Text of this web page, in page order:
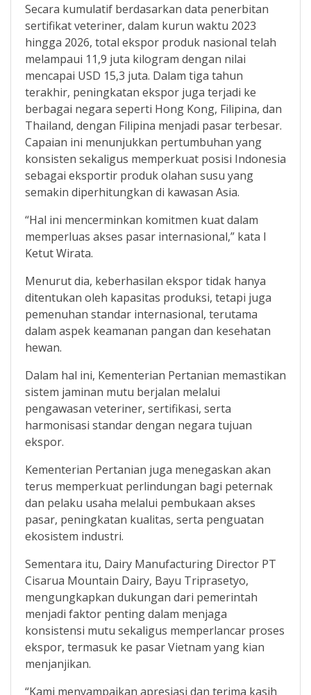
Secara kumulatif berdasarkan data penerbitan
sertifikat veteriner, dalam kurun waktu 2023
hingga 2026, total ekspor produk nasional telah
melampaui 11,9 juta kilogram dengan nilai
mencapai USD 15,3 juta. Dalam tiga tahun
terakhir, peningkatan ekspor juga terjadi ke
berbagai negara seperti Hong Kong, Filipina, dan
Thailand, dengan Filipina menjadi pasar terbesar.
Capaian ini menunjukkan pertumbuhan yang
konsisten sekaligus memperkuat posisi Indonesia
sebagai eksportir produk olahan susu yang
semakin diperhitungkan di kawasan Asia.
“Hal ini mencerminkan komitmen kuat dalam
memperluas akses pasar internasional,” kata I
Ketut Wirata.
Menurut dia, keberhasilan ekspor tidak hanya
ditentukan oleh kapasitas produksi, tetapi juga
pemenuhan standar internasional, terutama
dalam aspek keamanan pangan dan kesehatan
hewan.
Dalam hal ini, Kementerian Pertanian memastikan
sistem jaminan mutu berjalan melalui
pengawasan veteriner, sertifikasi, serta
harmonisasi standar dengan negara tujuan
ekspor.
Kementerian Pertanian juga menegaskan akan
terus memperkuat perlindungan bagi peternak
dan pelaku usaha melalui pembukaan akses
pasar, peningkatan kualitas, serta penguatan
ekosistem industri.
Sementara itu, Dairy Manufacturing Director PT
Cisarua Mountain Dairy, Bayu Triprasetyo,
mengungkapkan dukungan dari pemerintah
menjadi faktor penting dalam menjaga
konsistensi mutu sekaligus memperlancar proses
ekspor, termasuk ke pasar Vietnam yang kian
menjanjikan.
“Kami menyampaikan apresiasi dan terima kasih